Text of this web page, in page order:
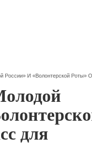
России» И «Волонтерской
для